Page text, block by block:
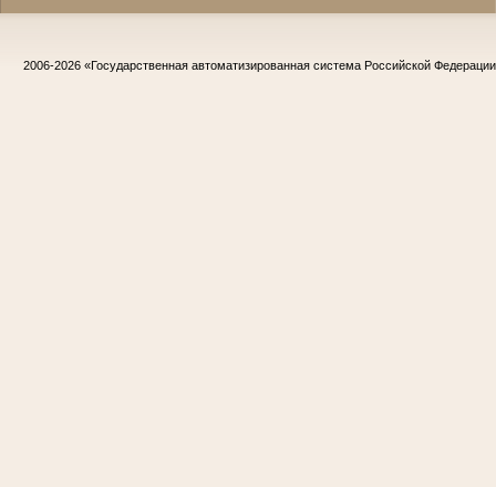
2006-2026 «Государственная автоматизированная система Российской